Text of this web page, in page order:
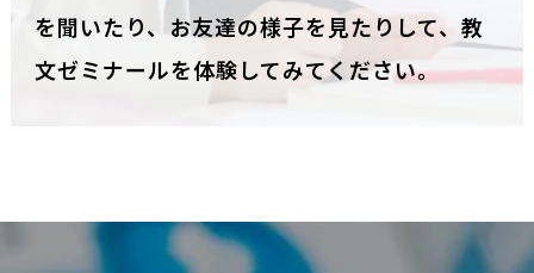
を聞いたり、お友達の様子を見たりして、教
文ゼミナールを体験してみてください。